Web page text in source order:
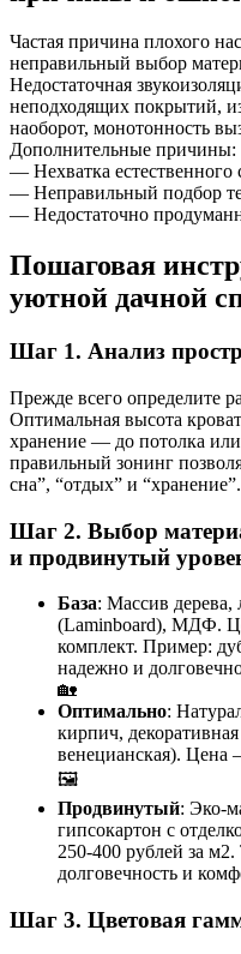
Частая причина плохого
неправильный выбор
Недостаточная
неподходящих покрытий,
наоборот, монотонность
Дополнительные причины:
— Нехватка естественного
— Неправильный подбор
— Недостаточно
Пошаговая
уютной дачной
Шаг 1. Анализ
Прежде всего определите
Оптимальная высота
хранение — до потолка
правильный зонинг
сна”, “отдых” и “хранение”.
Шаг 2. Выбор
и продвинутый
База: Массив
(Laminboard), МДФ.
комплект. Пример:
надежно и
🏡
Оптимально:
кирпич,
венецианская). Цена
🖼️
Продвинутый: Эко-
гипсокартон с
250-400 рублей за м2.
долговечность и
Шаг 3. Цветовая